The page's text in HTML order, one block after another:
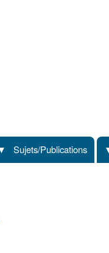
Sujets/Publications